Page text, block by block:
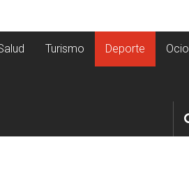
Turismo Deporte Ocio